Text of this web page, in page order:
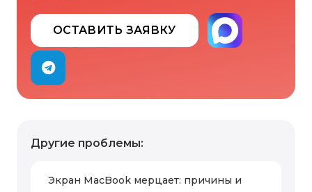
ОСТАВИТЬ ЗАЯВКУ
Другие проблемы:
Экран MacBook мерцает: причины и